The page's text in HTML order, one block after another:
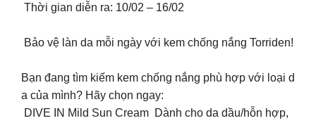
Thời gian diễn ra: 10/02 – 16/02
Bảo vệ làn da mỗi ngày với kem chống nắng Torriden!
Bạn đang tìm kiếm kem chống nắng phù hợp với loại d
a của mình? Hãy chọn ngay:
DIVE IN Mild Sun Cream Dành cho da dầu/hỗn hợp,